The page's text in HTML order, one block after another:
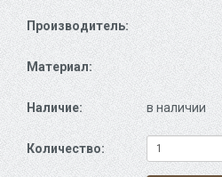
Производитель:
Материал:
Наличие: в наличии
Количество: